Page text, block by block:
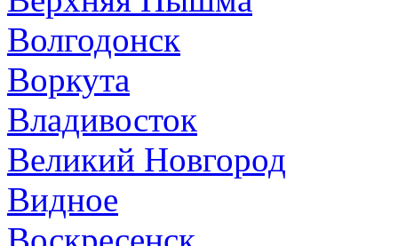
Волгодонск
Воркута
Владивосток
Великий Новгород
Видное